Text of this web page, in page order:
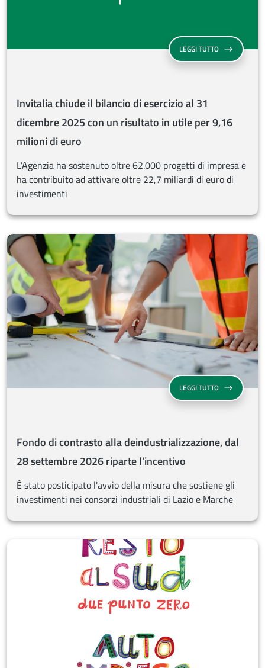
LEGGI TUTTOINVITALIA
Invitalia chiude il bilancio di esercizio al 31
dicembre 2025 con un risultato in utile per 9,16
milioni di euro
L’Agenzia ha sostenuto oltre 62.000 progetti di impresa e
ha contribuito ad attivare oltre 22,7 miliardi di euro di
investimenti
LEGGI TUTTOFONDO DI
Fondo di contrasto alla deindustrializzazione, dal
28 settembre 2026 riparte l’incentivo
È stato posticipato l'avvio della misura che sostiene gli
investimenti nei consorzi industriali di Lazio e Marche